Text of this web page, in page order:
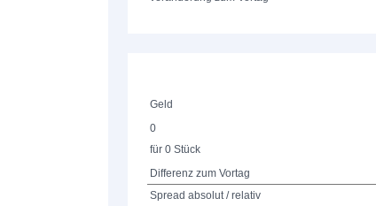
Geld
0
für 0 Stück
Differenz zum Vortag
Spread absolut / relativ